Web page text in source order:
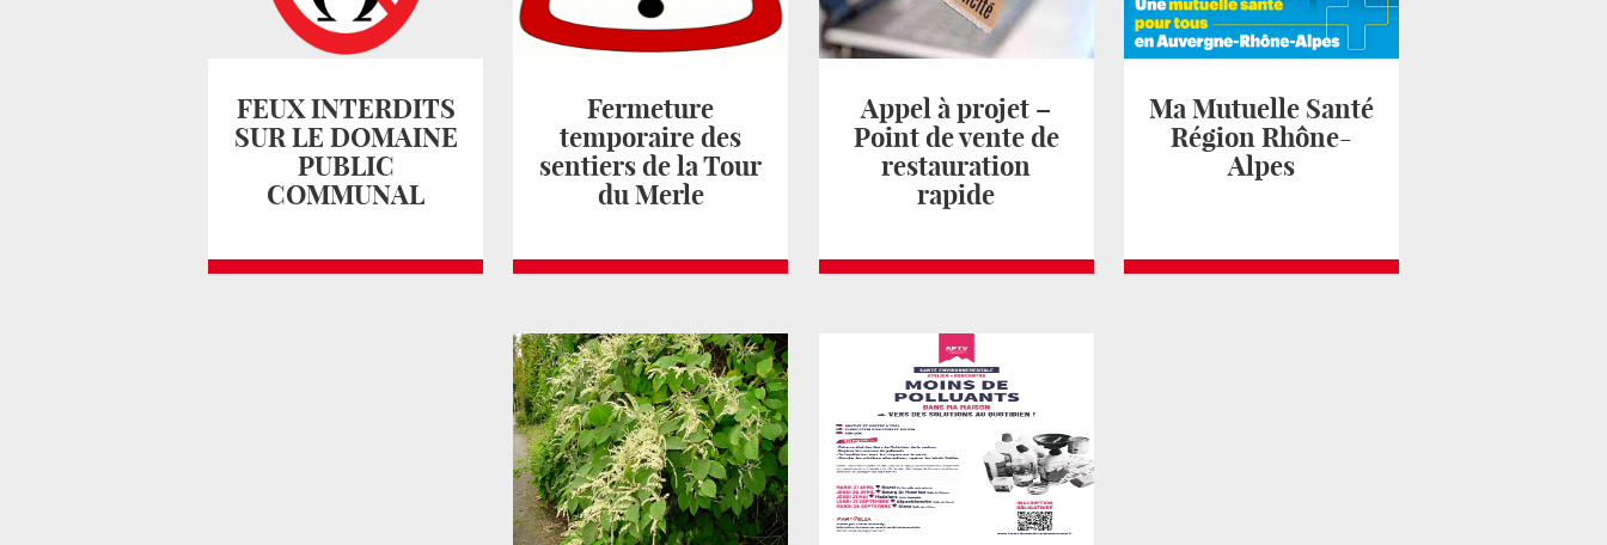
FEUX INTERDITS
SUR LE DOMAINE
PUBLIC
COMMUNAL
Fermeture
temporaire des
sentiers de la Tour
du Merle
Appel à projet –
Point de vente de
restauration
rapide
Ma Mutuelle Santé
Région Rhône-
Alpes